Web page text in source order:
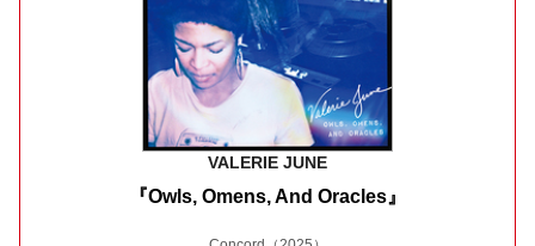
VALERIE JUNE
『Owls, Omens, And Oracles』